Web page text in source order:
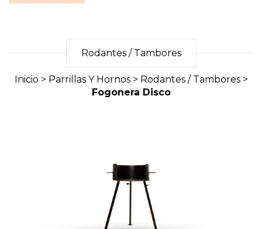
Rodantes / Tambores
Inicio > Parrillas Y Hornos > Rodantes / Tambores >
Fogonera Disco